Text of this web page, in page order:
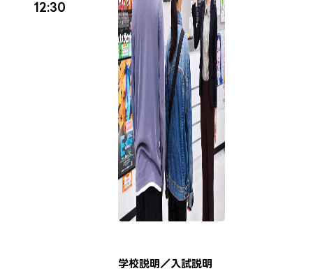
12:30
学校説明／入試説明